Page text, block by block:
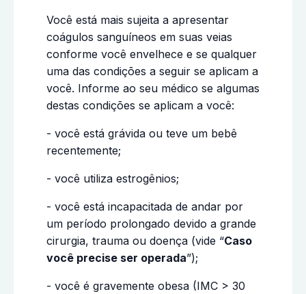
Você está mais sujeita a apresentar
coágulos sanguíneos em suas veias
conforme você envelhece e se qualquer
uma das condições a seguir se aplicam a
você. Informe ao seu médico se algumas
destas condições se aplicam a você:
- você está grávida ou teve um bebê
recentemente;
- você utiliza estrogênios;
- você está incapacitada de andar por
um período prolongado devido a grande
cirurgia, trauma ou doença (vide “Caso
você precise ser operada”);
- você é gravemente obesa (IMC > 30